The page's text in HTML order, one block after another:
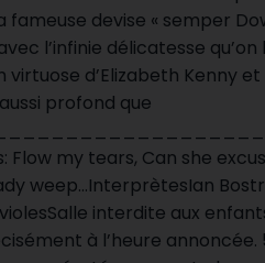
fameuse devise « semper
l’infinie délicatesse
virtuose d’Elizabeth Kenny
profond que
Flow my tears, Can she
weep…InterprètesIan
interdite aux
à l’heure